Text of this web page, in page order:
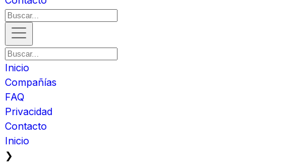
Inicio
Compañías
FAQ
Privacidad
Contacto
Inicio
❯